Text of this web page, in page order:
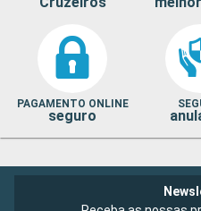
PAGAMENTO ONLINE
seguro